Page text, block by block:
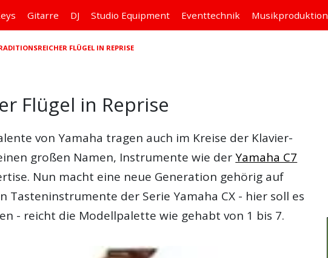
Gitarre DJ Studio Equipment Eventtechnik Musikproduktion
FLÜGEL IN REPRISE
Flügel in Reprise
von Yamaha tragen auch im Kreise der Klavier-
großen Namen, Instrumente wie derYamaha C7
Nun macht eine neue Generation gehörig auf
Tasteninstrumente der Serie Yamaha CX - hier soll es
- reicht die Modellpalette wie gehabt von 1 bis 7.